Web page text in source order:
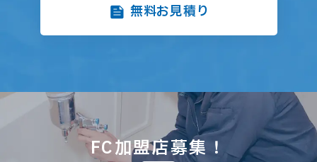
無料お見積り
FC加盟店募集！